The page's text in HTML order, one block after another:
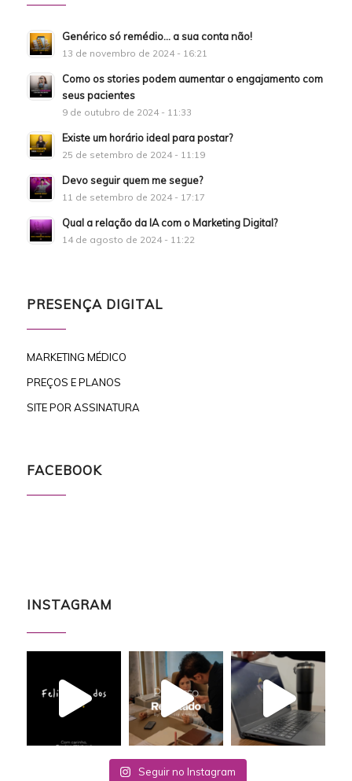
Genérico só remédio… a sua conta não!
13 de novembro de 2024 - 16:21
Como os stories podem aumentar o engajamento com
seus pacientes
9 de outubro de 2024 - 11:33
Existe um horário ideal para postar?
25 de setembro de 2024 - 11:19
Devo seguir quem me segue?
11 de setembro de 2024 - 17:17
Qual a relação da IA com o Marketing Digital?
14 de agosto de 2024 - 11:22
PRESENÇA DIGITAL
MARKETING MÉDICO
PREÇOS E PLANOS
SITE POR ASSINATURA
FACEBOOK
INSTAGRAM
Seguir no Instagram